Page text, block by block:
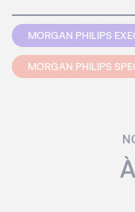
MORGAN PHILIPS
MORGAN PHILIPS